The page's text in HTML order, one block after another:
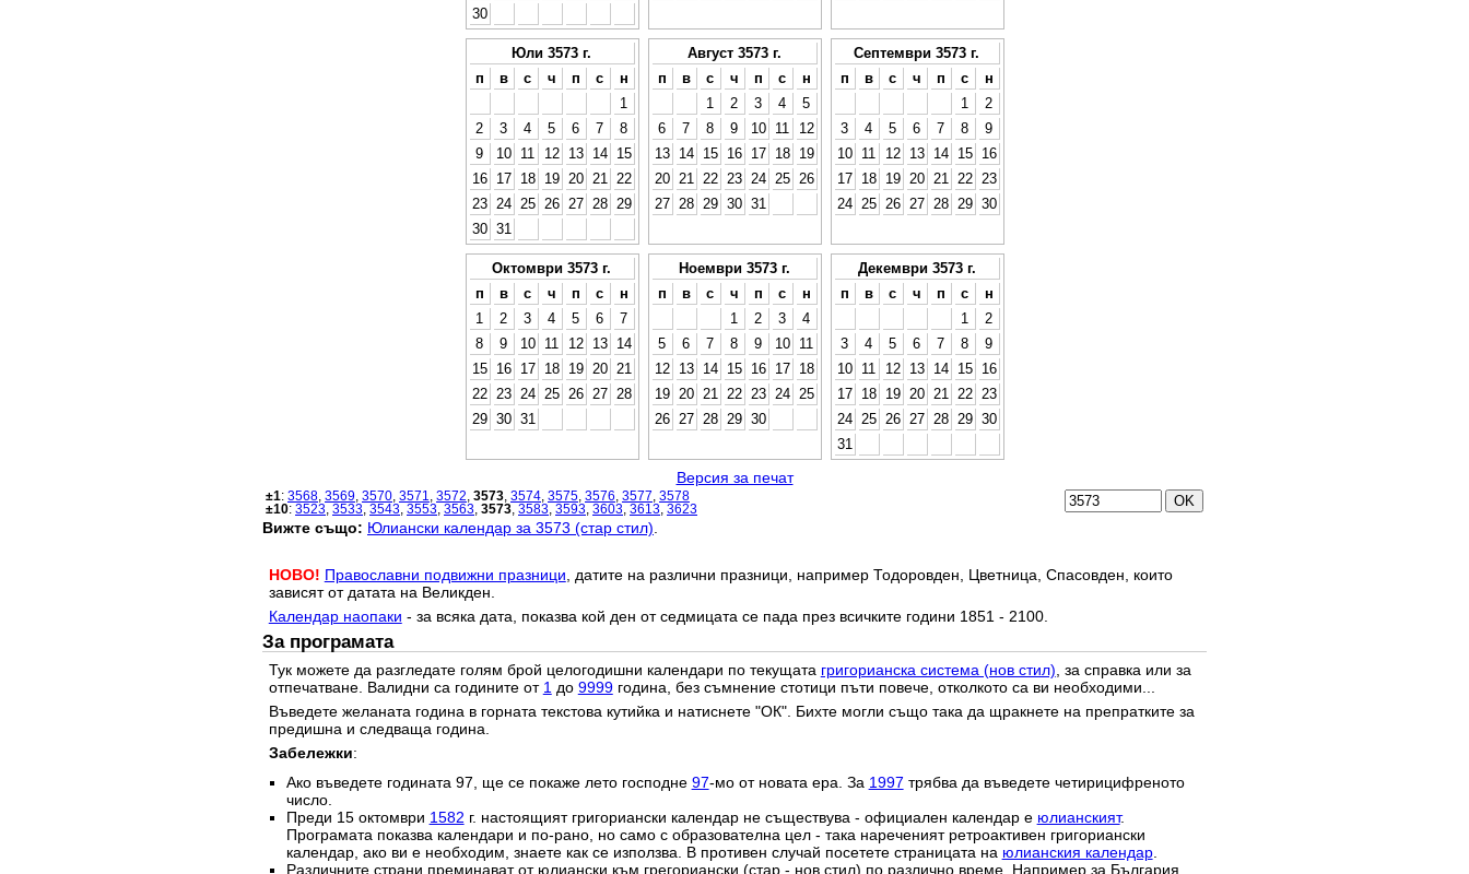
30
Юли 3573 г.
п
в с ч п с
н
1
2
3 4 5 6 7
8
9
10 11 12 13 14
15
16
17 18 19 20 21
22
23
24 25 26 27 28
29
30 31
Август 3573 г.
п
в с ч п с
н
1
2 3 4
5
6
7 8 9 10 11
12
13
14 15 16 17 18
19
20
21 22 23 24 25
26
27
28 29 30 31
Септември 3573 г.
п
в с ч п с
н
1
2
3
4 5 6 7 8
9
10
11 12 13 14 15
16
17
18 19 20 21 22
23
24
25 26 27 28 29 30
Октомври 3573 г.
п
в с ч п с
н
1
2 3 4 5 6
7
8
9 10 11 12 13
14
15
16 17 18 19 20
21
22
23 24 25 26 27
28
29 30 31
Ноември 3573 г.
п
в с ч п с
н
1
2 3
4
5
6 7 8 9 10
11
12
13 14 15 16 17
18
19
20 21 22 23 24
25
26
27 28 29 30
Декември 3573 г.
п
в с ч п с
н
1
2
3
4 5 6 7 8
9
10
11 12 13 14 15
16
17
18 19 20 21 22
23
24
25 26 27 28 29 30
31
Версия за печат
±1: 3568 3569 3570 3571 3572 3573 3574 3575 3576 3577 3578
±10: 3523 3533 3543 3553 3563 3573 3583 3593 3603 3613 3623
Вижте също: Юлиански календар за 3573 (стар стил)
НОВО! Православни подвижни празници , датите на различни празници, например Тодоровден, Цветница, Спасовден, които
зависят от датата на Великден.
Календар наопаки - за всяка дата, показва кой ден от седмицата се пада през всичките години 1851 - 2100.
За програмата
Тук можете да разгледате голям брой целогодишни календари по текущата григорианска система (нов стил), за справка или за
отпечатване. Валидни са годините от 1до 9999година, без съмнение стотици пъти повече, отколкото са ви необходими...
Въведете желаната година в горната текстова кутийка и натиснете "ОК". Бихте могли също така да щракнете на препратките за
предишна и следваща година.
Забележки:
Ако въведете годината 97, ще се покаже лето господне 97-мо от новата ера. За 1997 трябва да въведете четирицифреното
число.
Преди 15 октомври 1582 г. настоящият григориански календар не съществува - официален календар е юлианският.
Програмата показва календари и по-рано, но само с образователна цел - така нареченият ретроактивен григориански
календар, ако ви е необходим, знаете как се използва. В противен случай посетете страницата на юлианския календар.
Различните страни преминават от юлиански към грегориански (стар - нов стил) по различно време. Например за България,